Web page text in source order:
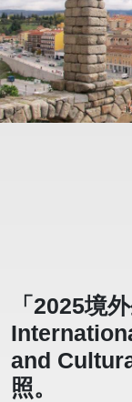
「2025境
and
照。